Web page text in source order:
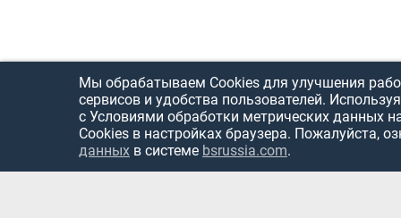
Мы обрабатываем Cookies для улучшения
сервисов и удобства пользователей.
с Условиями обработки метрических данных
Cookies в настройках браузера. Пожалуйста,
данных в системе bsrussia.com.